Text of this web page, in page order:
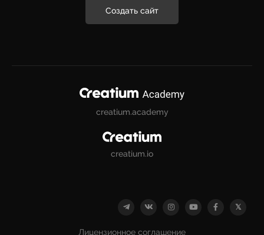
Создать сайт
creatium.academy
creatium.io
Лицензионное соглашение